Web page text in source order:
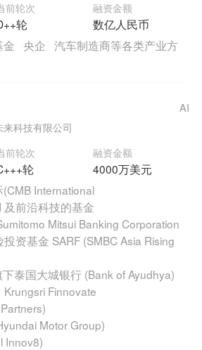
前轮次
轮
融资金额
数亿人民币
金 央企 汽车制造商等各类产业方
科技有限公司
前轮次
轮
融资金额
4000万美元
AI
International
及前沿科技的基金
Mitsui Banking Corporation
资基金 SARF (SMBC Asia Rising
泰国大城银行 (Bank of Ayudhya)
Finnovate
Motor Group)
Innov8)